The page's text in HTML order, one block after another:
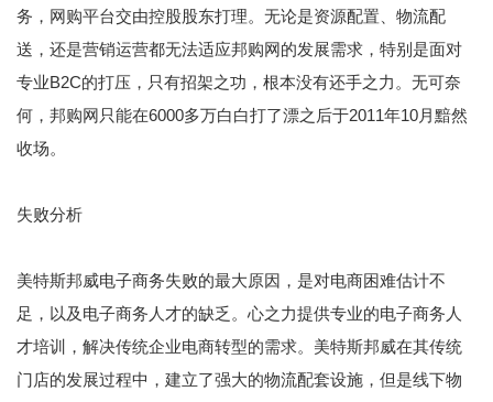
务，网购平台交由控股股东打理。无论是资源配置、物流配
送，还是营销运营都无法适应邦购网的发展需求，特别是面对
专业B2C的打压，只有招架之功，根本没有还手之力。无可奈
何，邦购网只能在6000多万白白打了漂之后于2011年10月黯然
收场。
失败分析
美特斯邦威电子商务失败的最大原因，是对电商困难估计不
足，以及电子商务人才的缺乏。心之力提供专业的电子商务人
才培训，解决传统企业电商转型的需求。美特斯邦威在其传统
门店的发展过程中，建立了强大的物流配套设施，但是线下物